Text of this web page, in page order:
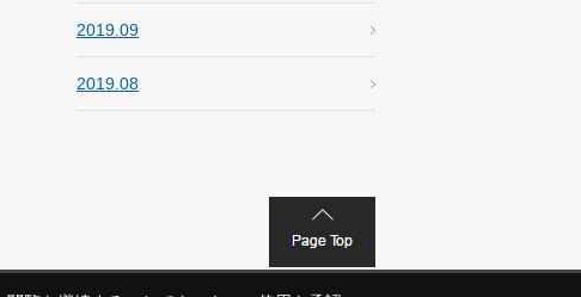
2019.09
2019.08